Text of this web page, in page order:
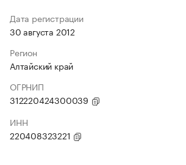
Дата регистрации
30 августа 2012
Регион
Алтайский край
ОГРНИП
312220424300039
ИНН
220408323221